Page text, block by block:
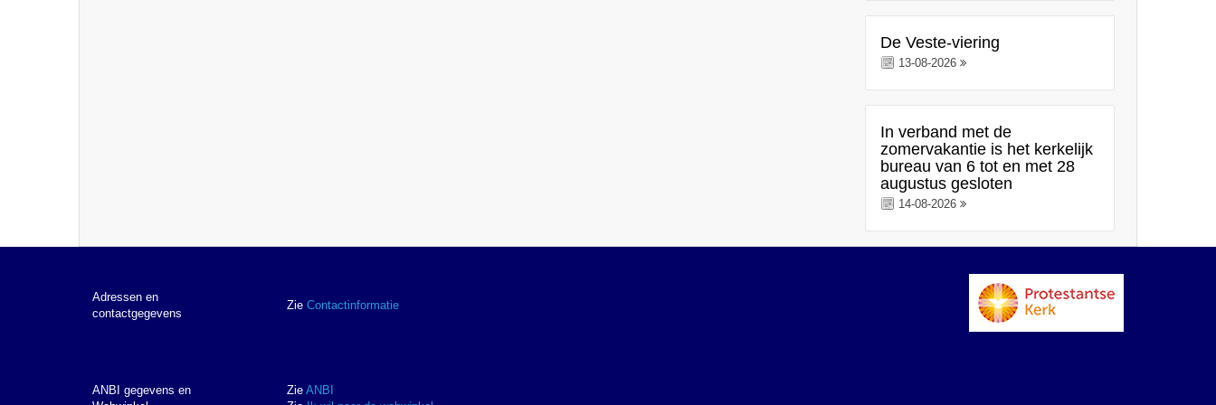
De Veste-viering
13-08-2026
In verband met de
zomervakantie is het kerkelijk
bureau van 6 tot en met 28
augustus gesloten
14-08-2026
Adressen en
contactgegevens
Zie Contactinformatie
ANBI gegevens en
Zie ANBI